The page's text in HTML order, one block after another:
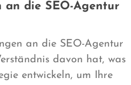
an die SEO-Agentur
an die SEO-Agentur
davon hat, was
entwickeln, um Ihre